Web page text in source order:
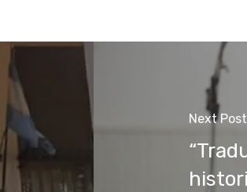
Next Post